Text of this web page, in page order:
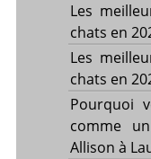
Les
chats en
Les
chats en
Pourquoi
comme
Allison à